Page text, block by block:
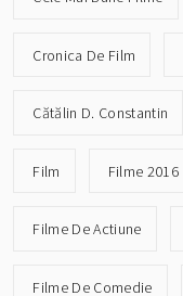
Cronica De Film
Cătălin D. Constantin
Film Filme 2016
Filme De Actiune
Filme De Comedie